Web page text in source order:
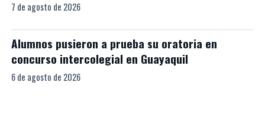
7 de agosto de 2026
Alumnos pusieron a prueba su oratoria en
concurso intercolegial en Guayaquil
6 de agosto de 2026